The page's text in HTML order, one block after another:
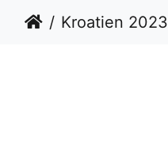
Kroatien 2023